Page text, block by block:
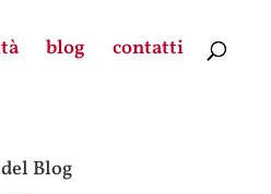
blog contatti
Blog